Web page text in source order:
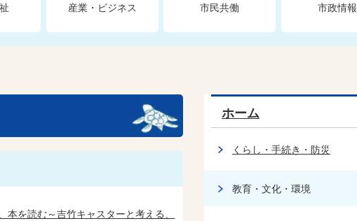
産業・ビジネス 市民共働 市政情報
本を読む～吉竹キャスターと考える、
ホーム
くらし・手続き・防災
教育・文化・環境